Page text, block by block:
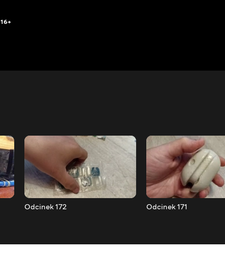
16+
Odcinek 172 Odcinek 171